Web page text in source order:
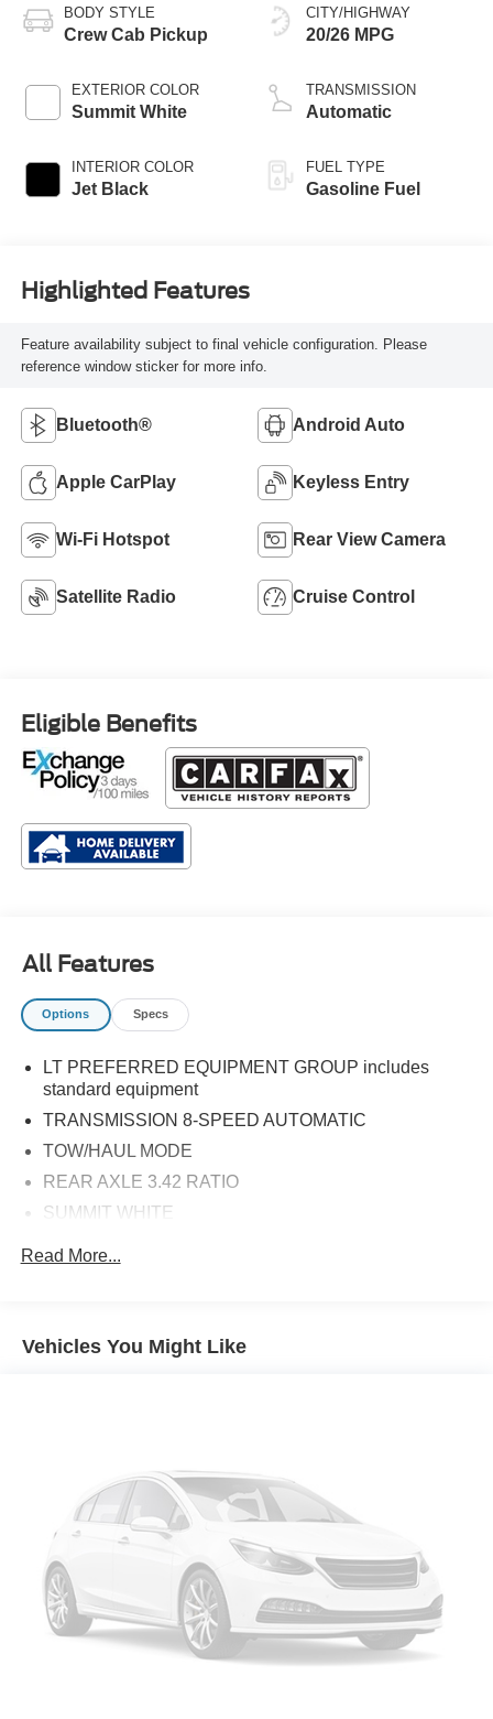
BODY STYLE
Crew Cab Pickup
EXTERIOR COLOR
Summit White
INTERIOR COLOR
Jet Black
CITY/HIGHWAY
20/26 MPG
TRANSMISSION
Automatic
FUEL TYPE
Gasoline Fuel
Highlighted Features
Feature availability subject to final vehicle configuration. Please
reference window sticker for more info.
Bluetooth® Android Auto
Apple CarPlay Keyless Entry
Wi-Fi Hotspot Rear View Camera
Satellite Radio Cruise Control
Eligible Benefits
All Features
Options Specs
LT PREFERRED EQUIPMENT GROUP includes
standard equipment
TRANSMISSION 8-SPEED AUTOMATIC
TOW/HAUL MODE
REAR AXLE 3.42 RATIO
SUMMIT WHITE
SEATS FRONT BUCKET (STD)
TIRE SPARE 265/70R16 ALL-SEASON BLACKWALL
AUDIO SYSTEM CHEVROLET INFOTAINMENT 3 PLUS SYSTEM 8"""""""""""""""""""""""""""""""""""""""""""""""""""""""""""""""""""""""""""""""""""""""""""""""""""""""""""""""""""""""""""""""""""""""""""""""""""""""""""""""""""""""""""""""""""""""""""""""""""""""""""""""""""""""""""""""""""""""""""""""""""""""""""""""""""""""""""""""""""""""""""""""""""""""""""""""""""""""""""""""""""""""""""""""""""""""""""""""""""""""""""""""""""""""""""""""""""""""""""""""""""""""""""""""""""""""""""""""""""""""""""""""""""""""""""""""""""""""""""""""""""""""""""""""""""""""""""""""""""""""""""""""""""""""""""""""""""""""""""""""""""""""""""""""""""""""""""""""""""""""""""""""""""""""""""""""""""""""""""""""""""""""""""""""""""""""""""""""""""""""""""""""""""""""""""""""""""""""""""""""""""""""""""""""""""""""""""""""""""""""""""""""""""""""""""""""""""""""""""""""""""""""""""""""""""""""""""""""""""""""""""""""""""""""""""""""""""""""""""""""""""""""""""""""""""""""""""""""""""""""""""""""""""""""""""""""""""""""""""""""""""""""""""""""""""""""""""""""""""""""""""""""""""""""""""""""""""""""""""""""""""""""""""""""""""""""""""""""""""""""""""""""""""""""""""""""""""""""""""""""""""""""""""""""""""""""""""""""""""""""""""""""""""""""""""""""""""""""""""""""""""""""""""""""""""""""""""""""""""""""""""""""""""""""""""""""""""""""""""""""""""""""""""""""""""""""""""""""""""""""""""""""""""""""""""""""""""""""""""""""""""""""""""""""""""""""""""""""""""""""""""""""""""""""""""""""""""""""""""""""""""""""""""""""""""""""""""""""""""""""""""""""""""""""""""""""""""""""""""""""""""""""""""""""""""""""""""""""""""""""""""""""""""""""""""""""""""""""""""""""""""""""""""""""""""""""""""""""""""""""""""""""""""""""""""""""""""""""""""""""""""""""""""""""""""""""""""""""""""""""""""""""""""""""""""""""""""""""""""""""""""""""""""""""""""""""""""""""""""""""""""""""""""""""""""""""""""""""""""""""""""""""""""""""""""""""""""""""""""""""""""""""""""""""""""""""""""""""""""""""""""""""""""""""""""""""""""""""""""""""""""""""""""""""""""""""""""""""""""""""""""""""""""""""""""""""""""""""""""""""""""""""""""""""""""""""""""""""""""""""""""""""""""""""""""""""""""""""""""""""""""""""""""""""""""""""""""""""""""""""""""""""""""""""""""""""""""""""""""""""""""""""""""""""""""""""""""""""""""""""""""""""""""""""""""""""""""""""""""""""""""""""""""""""""""""""""""""""""""""""""""""""""""""""""""""""""""""""""""""""""""""""""""""""""""""""""""""""""""""""""""""""""""""""""""""""""""""""""""""""""""""""""""""""""""""""""""""""""""""""""""""""""""""""""""""""""""""""""""""""""""""""""""""""""""""""""""""""""""""""""""""""""""""""""""""""""""""""""""""""""""""""""""""""""""""""""""""""""""""""""""""""""""""""""""""""""""""""""""""""""""""""""""""""""""""""""""""""""""""""""""""""""""""""""""""""""""""""""""""""""""""""""""""""""""""""""""""""""""""""""""""""""""""""""""""""""""""""""""""""""""""""""""""""""""""""""""""""""""""""""""""""""""""""""""""""""""""""""""""""""""""""""""""""""""""""""""""""""""""""""""""""""""""""""""""""""""""""""""""""""""""""""""""""""""""""""""""""""""""""""""""""""""""""""""""""""""""""""""""""""""""""""""""""""""""""""""""""""""""""""""""""""""""""""""""""""""""""""""""""""""""""""""""""""""""""""""""""""""""""""""""""""""""""""""""""""""""""""""""""""""""""""""""""""""""""""""""""""""""""""""""""""""""""""""""""""""""""""""""""""""""""""""""""""""""""""""""""""""""""""""""""""""""""""""""""""""""""""""""""""""""""""""""""""""""""""""""""""""""""""""""""""""""""""""""""""""""""""""""""""""""""""""""""""""""""""""""""""""""""""""""""""""""""""""""""""""""""""""""""""""""""""""""""""""""""""""""""""""""""""""""""""""""""""""""""""""""""""""""""""""""""""""""""""""""""""""""""""""""""""""""""""""""""""""""""""""""""""""""""""""""""""""""""""""""""""""""""""""""""""""""""""""""""""""""""""""""""""""""""""""""""""""""""""""""""""""""""""""""""""""""""""""""""""""""""""""""""""""""""""""""""""""""""""""""""""""""""""""""""""""""""""""""""""""""""""""""""""""""""""""""""""""""""""""""""""""""""""""""""""""""""""""""""""""""""""""""""""""""""""""""""""""""""""""""""""""""""""""""""""""""""""""""""""""""""""""""""""""""""""""""""""""""""""""""""""""""""""""""""""""""""""""""""""""""""""""""""""""""""""""""""""""""""""""""""""""""""""""""""""""""""""""""""""""""""""""""""""""""""""""""""""""""""""""""""""""""""""""""""""""""""""""""""""""""""""""""""""""""""""""""""""""""""""""""""""""""""""""""""""""""""""""""""""""""""""""""""""""""""""""""""""""""""""""""""""""""""""""""""""""""""""""""""""""""""""""""""""""""""""""""""""""""""""""""""""""""""""""""""""""""""""""""""""""""""""""""""""""""""""""""""""""""""""""""""""""""""""""""""""""""""""""""""""""""""""""""""""""""""""""""""""""""""""""""""""""""""""""""""""""""""""""""""""""""""""""""""""""""""""""""""""""""""""""""""""""""""""""""""""""""""""""""""""""""""""""""""""""""""""""""""""""""""""""""""""""""""""""""""""""""""""""""""""""""""""""""""""""""""""""""""""""""""""""""""""""""""""""""""""""""""""""""""""""""""""""""""""""""""""""""""""""""""""""""""""""""""""""""""""""""""""""""""""""""""""""""""""""""""""""""""""""""""""""""""""""""""""""""""""""""""""""""""""""""""""""""""""""""""""""""""""""""""""""""""""""""""""""""""""""""""""""""""""""""""""""""""""""""""""""""""""""""""""""""""""""""""""""""""""""""""""""""""""""""""""""""""""""""""""""""""""""""""""""""""""""""""""""""""""""""""""""""""""""""""""""""""""""""""""""""""""""""""""""""""""""""""""""""""""""""""""""""""""""""""""""""""""""""""""""""""""""""""""""""""""""""""""""""""""""""""""""""""""""""""""""""""""""""""""""""""""""""""""""""""""""""""""""""""""""""""""""""""""""""""""""""""""""""""""""""""""""""""""""""""""""""""""""""""""""""""""""""""""""""""""""""""""""""""""""""""""""""""""""""""""""""""""""""""""""""""""""""""""""""""""""""""""""""""""""""""""""""""""""""""""""""""""""""""""""""""""""""""""""""""""""""""""""""""""""""""""""""""""""""""""""""""""""""""""""""""""""""""""""""""""""""""""""""""""""""""""""""""""""""""""""""""""""""""""""""""""""""""""""""""""""""""""""""""""""""""""""""""""""""""""""""""""""""""""""""""""""""""""""""""""""""""""""""""""""""""""""""""""""""""""""""""""""""""""""""""""""""""""""""""""""""""""""""""""""""""""""""""""""""""""""""""""""""""""""""""""""""""""""""""""""""""""""""""""""""""""""""""""""""""""""""""""""""""""""""""""""""""""""""""""""""""""""""""""""""""""""""""""""""""""""""""""""""""""""""""""""""""""""""""""""""""""""""""""""""""""""""""""""""""""""""""""""""""""""""""""""""""""""""""""""""""""""""""""""""""""""""""""""""""""""""""""""""""""""""""""""""""""""""""""""""""""""""""""""""""""""""""""""""""""""""""""""""""""""""""""""""""""""""""""""""""""""""""""""""""""""""""""""""""""""""""""""""""""""""""""""""""""""""""""""""""""""""""""""""""""""""""""""""""""""""""""""""""""""""""""""""""""""""""""""""""""""""""""""""""""""""""""""""""""""""""""""""""""""""""""""""""""""""""""""""""""""""""""""""""""""""""""""""""""""""""""""""""""""""""""""""""""""""""""""""""""""""""""""""""""""""""""""""""""""""""""""""""""""""""""""""""""""""""""""""""""""""""""""""""""""""""""""""""""""""""""""""""""""""""""""""""""""""""""""""""""""""""""""""""""""""""""""""""""""""""""""""""""""""""""""""""""""""""""""""""""""""""""""""""""""""""""""""""""""""""""""""""""""""""""""""""""""""""""""""""""""""""""""""""""""""""""""""""""""""""""""""""""""""""""""""""""""""""""""""""""""""""""""""""""""""""""""""""""""""""""""""""""""""""""""""""""""""""""""""""""""""""""""""""""""""""""""""""""""""""""""""""""""""""""""""""""""""""""""""""""""""""""""""""""""""""""""""""""""""""""""""""""""""""""""""""""""""""""""""""""""""""""""""""""""""""""""""""""""""""""""""""""""""""""""""""""""""""""""""""""""""""""""""""""""""""""""""""""""""""""""""""""""""""""""""""""""""""""""""""""""""""""""""""""""""""""""""""""""""""""""""""""""""""""""""""""""""""""""""""""""""""""""""""""""""""""""""""""""""""""""""""""""""""""""""""""""""""""""""""""""""""""""""""""""""""""""""""""""""""""""""""""""""""""""""""""""""""""""""""""""""""""""""""""""""""""""""""""""""""""""""""""""""""""""""""""""""""""""""""""""""""""""""""""""""""""""""""""""""""""""""""""""""""""""""""""""""""""""""""""""""""""""""""""""""""""""""""""""""""""""""""""""""""""""""""""""""""""""""""""""""""""""""""""""""""""""""""""""""""""""""""""""""""""""""""""""""""""""""""""""""""""""""""""""""""""""""""""""""""""""""""""""""""""""""""""""""""""""""""""""""""""""""""""""""""""""""""""""""""""""""""""""""""""""""""""""""""""""""""""""""""""""""""""""""""""""""""""""""""""""""""""""""""""""""""""""""""""""""""""""""""""""""""""""""""""""""""""""""""""""""""""""""""""""""""""""""""""""""""""""""""""""""""""""""""""""""""""""""""""""""""""""""""""""""""""""""""""""""""""""""""""""""""""""""""""""""""""""""""""""""""""""""""""""""""""""""""""""""""""""""""""""""""""""""""""""""""""""""""""""""""""""""""""""""""""""""""""""""""""""""""""""""""""""""""""""""""""""""""""""""""""""""""""""""""""""""""""""""""""""""""""""""""""""""""""""""""""""""""""""""""""""""""""""""""""""""""""""""""""""""""""""""""""""""""""""""""""""""""""""""""""""""""""""""""""""""""""""""""""""""""""""""""""""""""""""""""""""""""""""""""""""""""""""""""""""""""""""""""""""""""""""""""""""""""""""""""""""""""""""""""""""""""""""""""""""""""""""""""""""""""""""""""""""""""""""""""""""""""""""""""""""""""""""""""""""""""""""""""""""""""""""""""""""""""""""""""""""""""""""""""""""""""""""""""""""""""""""""""""""""""""""""""""""""""""""""""""""""""""""""""""""""""""""""""""""""""""""""""""""""""""""""""""""""""""""""""""""""""""""""""""""""""""""""""""""""""""""""""""""""""""""""""""""""""""""""""""""""""""""""""""""""""""""""""""""""""""""""""""""""""""""""""""""""""""""""""""""""""""""""""""""""""""""""""""""""""""""""""""""""""""""""""""""""""""""""""""""""""""""""""""""""""""""""""""""""""""""""""""""""""""""""""""""""""""""""""""""""""""""""""""""""""""""""""""""""""""""""
Read More...
Vehicles You Might Like